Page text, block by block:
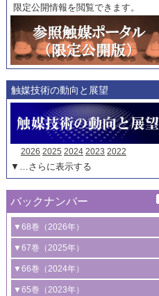
触媒年鑑
年度
記事種別
マーク：
マークあり
限定公開情報を閲覧できます。
触媒技術の動向と展望
2026 2025 2024 2023 2022
▼…さらに表示する
バックナンバー
▼68巻（2026年）
1号 過酸化水素合成に関する研究動向
2号 コンピューター技術により加速する
触媒開発
▼67巻（2025年）
1号 CO
水素化によるグリーン燃料/グリ
ーンケミカル製造
▼66巻（2024年）
1号 低次元ナノ構造を有する触媒材料
▼65巻（2023年）